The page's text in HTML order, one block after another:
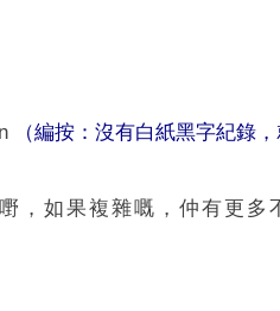
（編按：沒有白紙黑字紀錄，
，如果複雜嘅，仲有更多